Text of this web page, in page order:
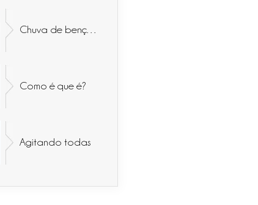
Como é que é?
Agitando todas